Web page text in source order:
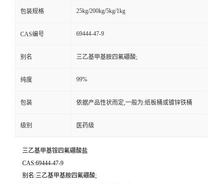
包装规格 25kg/200kg/5kg/1kg
CAS编号 69444-47-9
别名 三乙基甲基胺四氟硼酸;
纯度 99%
包装 依据产品性状而定,一般为:纸板桶或镀锌铁桶
级别 医药级
三乙基甲基铵四氟硼酸盐
CAS:69444-47-9
别名:三乙基甲基胺四氟硼酸;